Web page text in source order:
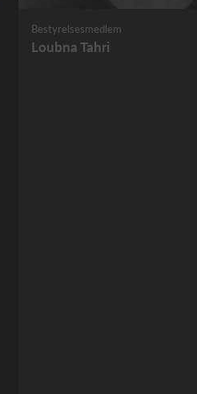
Bestyrelsesmedlem
Loubna Tahri